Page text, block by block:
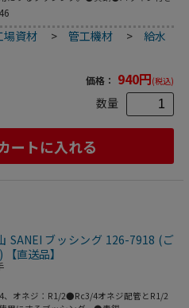
場資材 >管工機材 > 給水
価格： 940円(税込)
数量
ートに入れる
SANEI ブッシング 126-7918 (ご
直送品】
オネジ：R1/2●Rc3/4オネジ配管とR1/2